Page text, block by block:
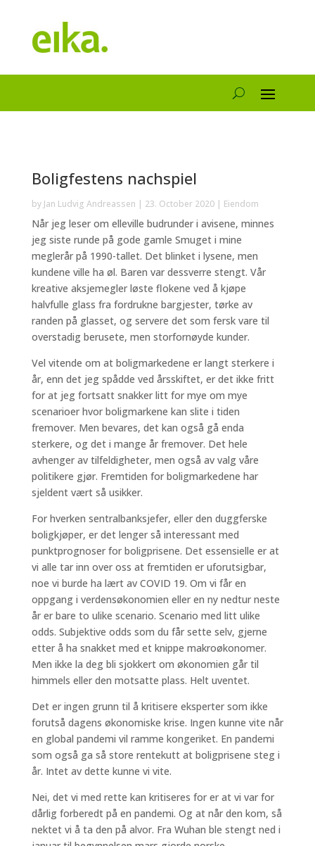
Boligfestens nachspiel
by Jan Ludvig Andreassen | 23. October 2020| Eiendom
Når jeg leser om elleville budrunder i avisene, minnes
jeg siste runde på gode gamle Smuget i mine
meglerår på 1990-tallet. Det blinket i lysene, men
kundene ville ha øl. Baren var dessverre stengt. Vår
kreative aksjemegler løste flokene ved å kjøpe
halvfulle glass fra fordrukne bargjester, tørke av
randen på glasset, og servere det som fersk vare til
overstadig berusete, men storfornøyde kunder.
Vel vitende om at boligmarkedene er langt sterkere i
år, enn det jeg spådde ved årsskiftet, er det ikke fritt
for at jeg fortsatt snakker litt for mye om mye
scenarioer hvor boligmarkene kan slite i tiden
fremover. Men bevares, det kan også gå enda
sterkere, og det i mange år fremover. Det hele
avhenger av tilfeldigheter, men også av valg våre
politikere gjør. Fremtiden for boligmarkedene har
sjeldent vært så usikker.
For hverken sentralbanksjefer, eller den duggferske
boligkjøper, er det lenger så interessant med
punktprognoser for boligprisene. Det essensielle er at
vi alle tar inn over oss at fremtiden er uforutsigbar,
noe vi burde ha lært av COVID 19. Om vi får en
oppgang i verdensøkonomien eller en ny nedtur neste
år er bare to ulike scenario. Scenario med litt ulike
odds. Subjektive odds som du får sette selv, gjerne
etter å ha snakket med et knippe makroøkonomer.
Men ikke la deg bli sjokkert om økonomien går til
himmels eller den motsatte plass. Helt uventet.
Det er ingen grunn til å kritisere eksperter som ikke
forutså dagens økonomiske krise. Ingen kunne vite når
en global pandemi vil ramme kongeriket. En pandemi
som også ga så store rentekutt at boligprisene steg i
år. Intet av dette kunne vi vite.
Nei, det vi med rette kan kritiseres for er at vi var for
dårlig forberedt på en pandemi. Og at når den kom, så
nektet vi å ta den på alvor. Fra Wuhan ble stengt ned i